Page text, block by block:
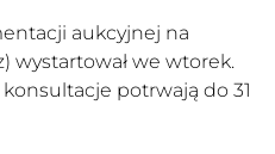
aukcyjnej na
wystartował we wtorek.
potrwają do 31